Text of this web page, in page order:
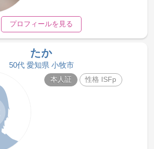
プロフィールを見る
たか
50代 愛知県 小牧市
本人証 性格 ISFp